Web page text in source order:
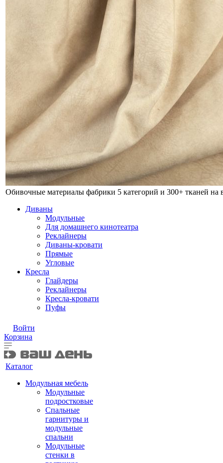
Обивочные материалы фабрики 5 категорий и 300+ тканей на
Диваны
Модульные
Для домашнего кинотеатра
Реклайнеры
Диваны-кровати
Прямые
Угловые
Кресла
Глайдеры
Реклайнеры
Кресла-кровати
Пуфы
Войти
Корзина
Каталог
Модульная мебель
Модульные
подростковые
Спальные
гарнитуры и
модульные
спальни
Модульные
стенки в